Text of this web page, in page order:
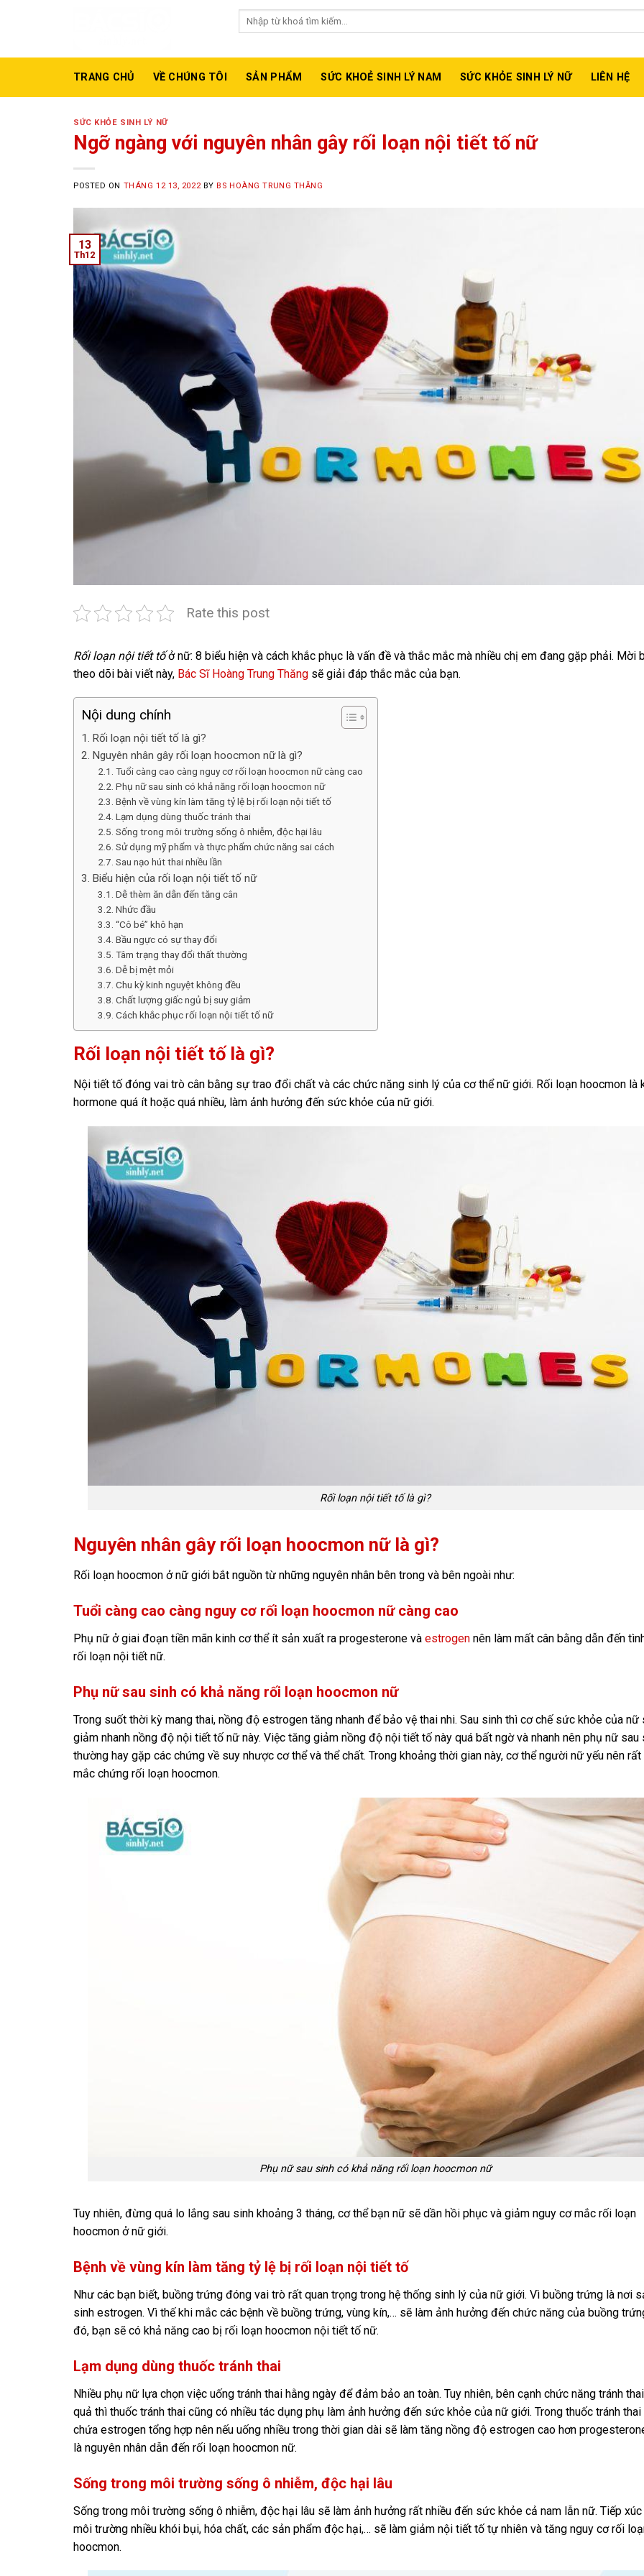
Tìm
kiếm:
TRANG CHỦ VỀ CHÚNG TÔI SẢN PHẨM SỨC KHOẺ SINH LÝ NAM SỨC KHỎE SINH LÝ NỮ LIÊN HỆ
SỨC KHỎE SINH LÝ NỮ
Ngỡ ngàng với nguyên nhân gây rối loạn nội tiết tố nữ
POSTED ON THÁNG 12 13, 2022 BYBS HOÀNG TRUNG THĂNG
13
Th12
Rate this post
Rối loạn nội tiết tốở nữ: 8 biểu hiện và cách khắc phục là vấn đề và thắc mắc mà nhiều chị em đang gặp phải. Mời
theo dõi bài viết này, Bác Sĩ Hoàng Trung Thăng sẽ giải đáp thắc mắc của bạn.
Nội dung chính
Rối loạn nội tiết tố là gì?
Nguyên nhân gây rối loạn hoocmon nữ là gì?
Tuổi càng cao càng nguy cơ rối loạn hoocmon nữ càng cao
Phụ nữ sau sinh có khả năng rối loạn hoocmon nữ
Bệnh về vùng kín làm tăng tỷ lệ bị rối loạn nội tiết tố
Lạm dụng dùng thuốc tránh thai
Sống trong môi trường sống ô nhiễm, độc hại lâu
Sử dụng mỹ phẩm và thực phẩm chức năng sai cách
Sau nạo hút thai nhiều lần
Biểu hiện của rối loạn nội tiết tố nữ
Dễ thèm ăn dẫn đến tăng cân
Nhức đầu
“Cô bé” khô hạn
Bầu ngực có sự thay đổi
Tâm trạng thay đổi thất thường
Dễ bị mệt mỏi
Chu kỳ kinh nguyệt không đều
Chất lượng giấc ngủ bị suy giảm
Cách khắc phục rối loạn nội tiết tố nữ
Rối loạn nội tiết tố là gì?
Nội tiết tố đóng vai trò cân bằng sự trao đổi chất và các chức năng sinh lý của cơ thể nữ giới. Rối loạn hoocmon là
hormone quá ít hoặc quá nhiều, làm ảnh hưởng đến sức khỏe của nữ giới.
Rối loạn nội tiết tố là gì?
Nguyên nhân gây rối loạn hoocmon nữ là gì?
Rối loạn hoocmon ở nữ giới bắt nguồn từ những nguyên nhân bên trong và bên ngoài như:
Tuổi càng cao càng nguy cơ rối loạn hoocmon nữ càng cao
Phụ nữ ở giai đoạn tiền mãn kinh cơ thể ít sản xuất ra progesterone và estrogen nên làm mất cân bằng dẫn đến
rối loạn nội tiết nữ.
Phụ nữ sau sinh có khả năng rối loạn hoocmon nữ
Trong suốt thời kỳ mang thai, nồng độ estrogen tăng nhanh để bảo vệ thai nhi. Sau sinh thì cơ chế sức khỏe của nữ
giảm nhanh nồng độ nội tiết tố nữ này. Việc tăng giảm nồng độ nội tiết tố này quá bất ngờ và nhanh nên phụ nữ sau
thường hay gặp các chứng về suy nhược cơ thể và thể chất. Trong khoảng thời gian này, cơ thể người nữ yếu nên rất
mắc chứng rối loạn hoocmon.
Phụ nữ sau sinh có khả năng rối loạn hoocmon nữ
Tuy nhiên, đừng quá lo lắng sau sinh khoảng 3 tháng, cơ thể bạn nữ sẽ dần hồi phục và giảm nguy cơ mắc rối loạn
hoocmon ở nữ giới.
Bệnh về vùng kín làm tăng tỷ lệ bị rối loạn nội tiết tố
Như các bạn biết, buồng trứng đóng vai trò rất quan trọng trong hệ thống sinh lý của nữ giới. Vì buồng trứng là nơi
sinh estrogen. Vì thế khi mắc các bệnh về buồng trứng, vùng kín,… sẽ làm ảnh hưởng đến chức năng của buồng
đó, bạn sẽ có khả năng cao bị rối loạn hoocmon nội tiết tố nữ.
Lạm dụng dùng thuốc tránh thai
Nhiều phụ nữ lựa chọn việc uống tránh thai hằng ngày để đảm bảo an toàn. Tuy nhiên, bên cạnh chức năng tránh
quả thì thuốc tránh thai cũng có nhiều tác dụng phụ làm ảnh hưởng đến sức khỏe của nữ giới. Trong thuốc tránh thai
chứa estrogen tổng hợp nên nếu uống nhiều trong thời gian dài sẽ làm tăng nồng độ estrogen cao hơn
là nguyên nhân dẫn đến rối loạn hoocmon nữ.
Sống trong môi trường sống ô nhiễm, độc hại lâu
Sống trong môi trường sống ô nhiễm, độc hại lâu sẽ làm ảnh hưởng rất nhiều đến sức khỏe cả nam lẫn nữ. Tiếp
môi trường nhiều khói bụi, hóa chất, các sản phẩm độc hại,… sẽ làm giảm nội tiết tố tự nhiên và tăng nguy cơ rối
hoocmon.